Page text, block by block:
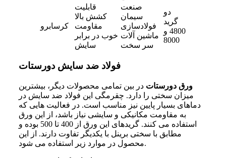
کرسابرو
قابلیت
کشش بالا
مقاومت
خوب در برابر
سایش
صنعت
سیمان
فولادسازی
ماشین آلات
سر سخت
دو
گرید
4800 و
8000
فولاد ضد سایش دورستات
ورق دورستات در بین تمامی محصولات دیگر، بیشترین
میزان سختی را دارد. چقرمگی این فولاد ضد سایش در
دماهای بسیار پایین نیز مناسب است. در فعالیت هایی که
به مقاومت مکانیکی و سایشی نیاز باشد، از این ورق
استفاده می کنند. گریدهای این ورق از 400 تا 500 بوده و
مطابق با سختی برینل با یکدیگر تفاوت دارند. از این
محصول در موارد زیر استفاده می شود.